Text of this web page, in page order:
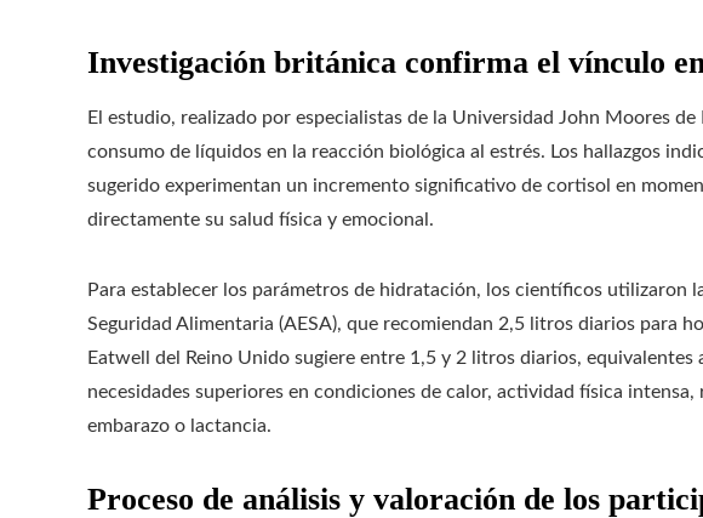
Investigación británica confirma el vínculo
El estudio, realizado por especialistas de la Universidad John Moores
consumo de líquidos en la reacción biológica al estrés. Los hallazgos
sugerido experimentan un incremento significativo de cortisol en
directamente su salud física y emocional.
Para establecer los parámetros de hidratación, los científicos utilizaron
Seguridad Alimentaria (AESA), que recomiendan 2,5 litros diarios para
Eatwell del Reino Unido sugiere entre 1,5 y 2 litros diarios, equivalentes
necesidades superiores en condiciones de calor, actividad física
embarazo o lactancia.
Proceso de análisis y valoración de los